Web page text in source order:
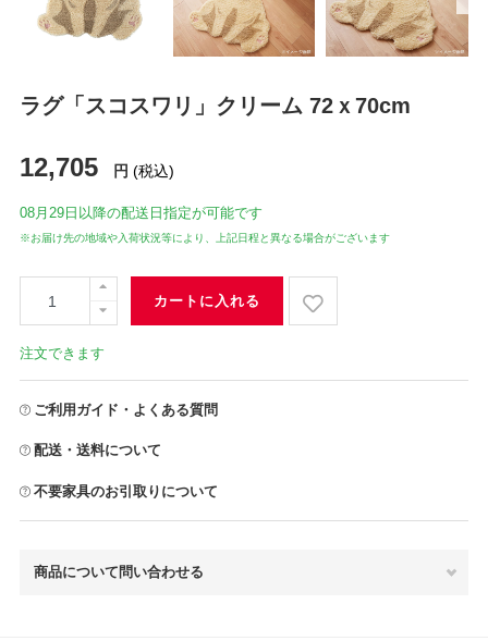
ラグ「スコスワリ」クリーム 72ｘ70cm
12,705 円 (税込)
08月29日 以降の配送日指定が可能です
※お届け先の地域や入荷状況等により、上記日程と異なる場合がございます
カートに入れる
注文できます
ご利用ガイド・よくある質問
配送・送料について
不要家具のお引取りについて
商品について問い合わせる